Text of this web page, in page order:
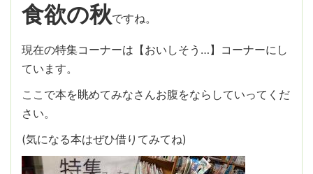
食欲の秋ですね。
現在の特集コーナーは【おいしそう…】コーナーにし
ています。
ここで本を眺めてみなさんお腹をならしていってくだ
さい。
(気になる本はぜひ借りてみてね)